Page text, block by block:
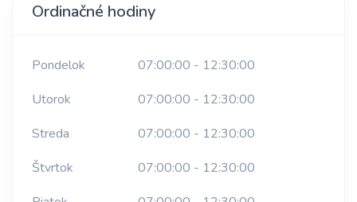
Ordinačné hodiny
Pondelok
07:00:00 - 12:30:00
Utorok
07:00:00 - 12:30:00
Streda
07:00:00 - 12:30:00
Štvrtok
07:00:00 - 12:30:00